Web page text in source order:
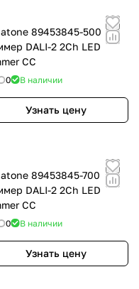
89453845-500
DALI-2 2Ch LED
CC
0 В наличии
Узнать цену
89453845-700
DALI-2 2Ch LED
CC
0 В наличии
Узнать цену